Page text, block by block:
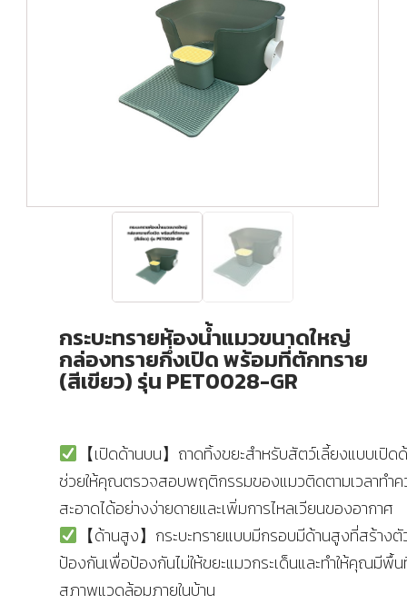
กระบะทรายห้องน้ำแมวขนาดใหญ่
กล่องทรายกึ่งเปิด พร้อมที่ตักทราย
(สีเขียว) รุ่น PET0028-GR
【เปิดด้านบน】ถาดทิ้งขยะสำหรับสัตว์เลี้ยงแบบเปิด
ช่วยให้คุณตรวจสอบพฤติกรรมของแมวติดตามเวลาทำค
สะอาดได้อย่างง่ายดายและเพิ่มการไหลเวียนของอากาศ
【ด้านสูง】กระบะทรายแบบมีกรอบมีด้านสูงที่สร้างตั
ป้องกันเพื่อป้องกันไม่ให้ขยะแมวกระเด็นและทำให้คุณมีพื้น
สภาพแวดล้อมภายในบ้าน